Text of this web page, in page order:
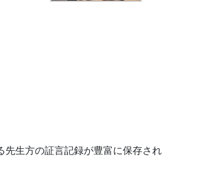
先生方の証言記録が豊富に保存され